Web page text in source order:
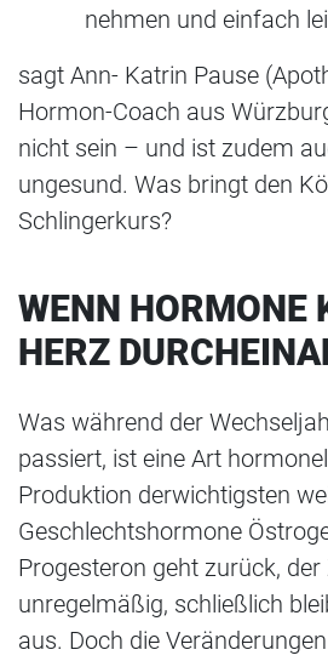
nehmen und einfach
sagt Ann- Katrin Pause
Hormon-Coach aus
nicht sein – und ist zudem
ungesund. Was bringt den
Schlingerkurs?
WENN HORMONE
HERZ
Was während der
passiert, ist eine Art
Produktion derwichtigsten
Geschlechtshormone
Progesteron geht zurück,
unregelmäßig, schließlich
aus. Doch die